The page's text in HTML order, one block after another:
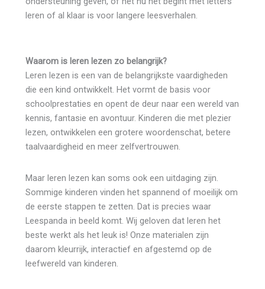
leren of al klaar is voor langere leesverhalen.
Waarom is leren lezen zo belangrijk?
Leren lezen is een van de belangrijkste vaardigheden
die een kind ontwikkelt. Het vormt de basis voor
schoolprestaties en opent de deur naar een wereld van
kennis, fantasie en avontuur. Kinderen die met plezier
lezen, ontwikkelen een grotere woordenschat, betere
taalvaardigheid en meer zelfvertrouwen.
Maar leren lezen kan soms ook een uitdaging zijn.
Sommige kinderen vinden het spannend of moeilijk om
de eerste stappen te zetten. Dat is precies waar
Leespanda in beeld komt. Wij geloven dat leren het
beste werkt als het leuk is! Onze materialen zijn
daarom kleurrijk, interactief en afgestemd op de
leefwereld van kinderen.